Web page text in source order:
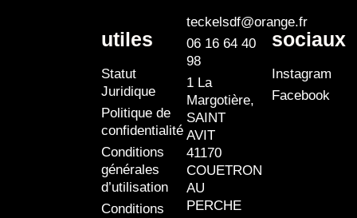
utiles
Statut
Juridique
Politique de
confidentialité
Conditions
générales
d’utilisation
Conditions
teckelsdf@orange.fr
06 16 64 40
98
1 La
Margotière,
SAINT
AVIT
41170
COUETRON
AU
PERCHE
sociaux
Instagram
Facebook